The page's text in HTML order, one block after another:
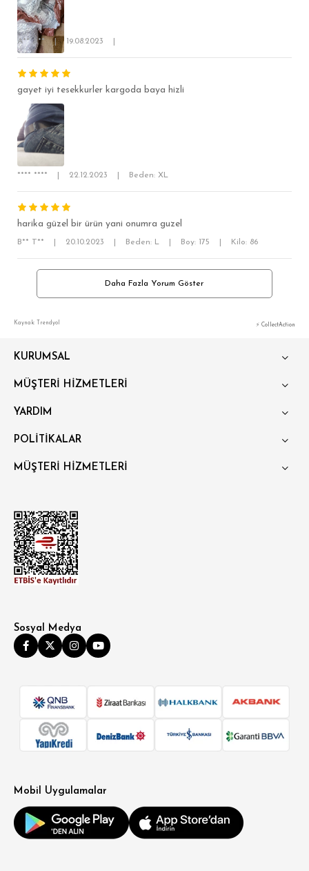
A** A** 19.08.2023
gayet iyi tesekkurler kargoda baya hizli
**** **** 22.12.2023 Beden: XL
harika güzel bir ürün yani onumra guzel
B** T** 20.10.2023 Beden: L Boy: 175 Kilo: 86
Daha Fazla Yorum Göster
Kaynak: Trendyol ⚡ CollectAction
KURUMSAL
MÜŞTERİ HİZMETLERİ
YARDIM
POLİTİKALAR
MÜŞTERİ HİZMETLERİ
Sosyal Medya
Mobil Uygulamalar